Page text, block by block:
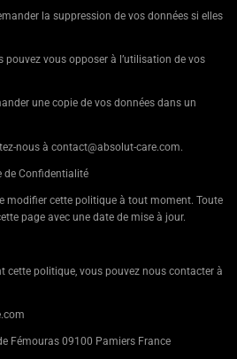
la suppression de vos données si elles
vous opposer à l’utilisation de vos
une copie de vos données dans un
nous à contact@absolut-care.com.
de Confidentialité
modifier cette politique à tout moment. Toute
page avec une date de mise à jour.
cette politique, vous pouvez nous contacter à
Fémouras 09100 Pamiers France